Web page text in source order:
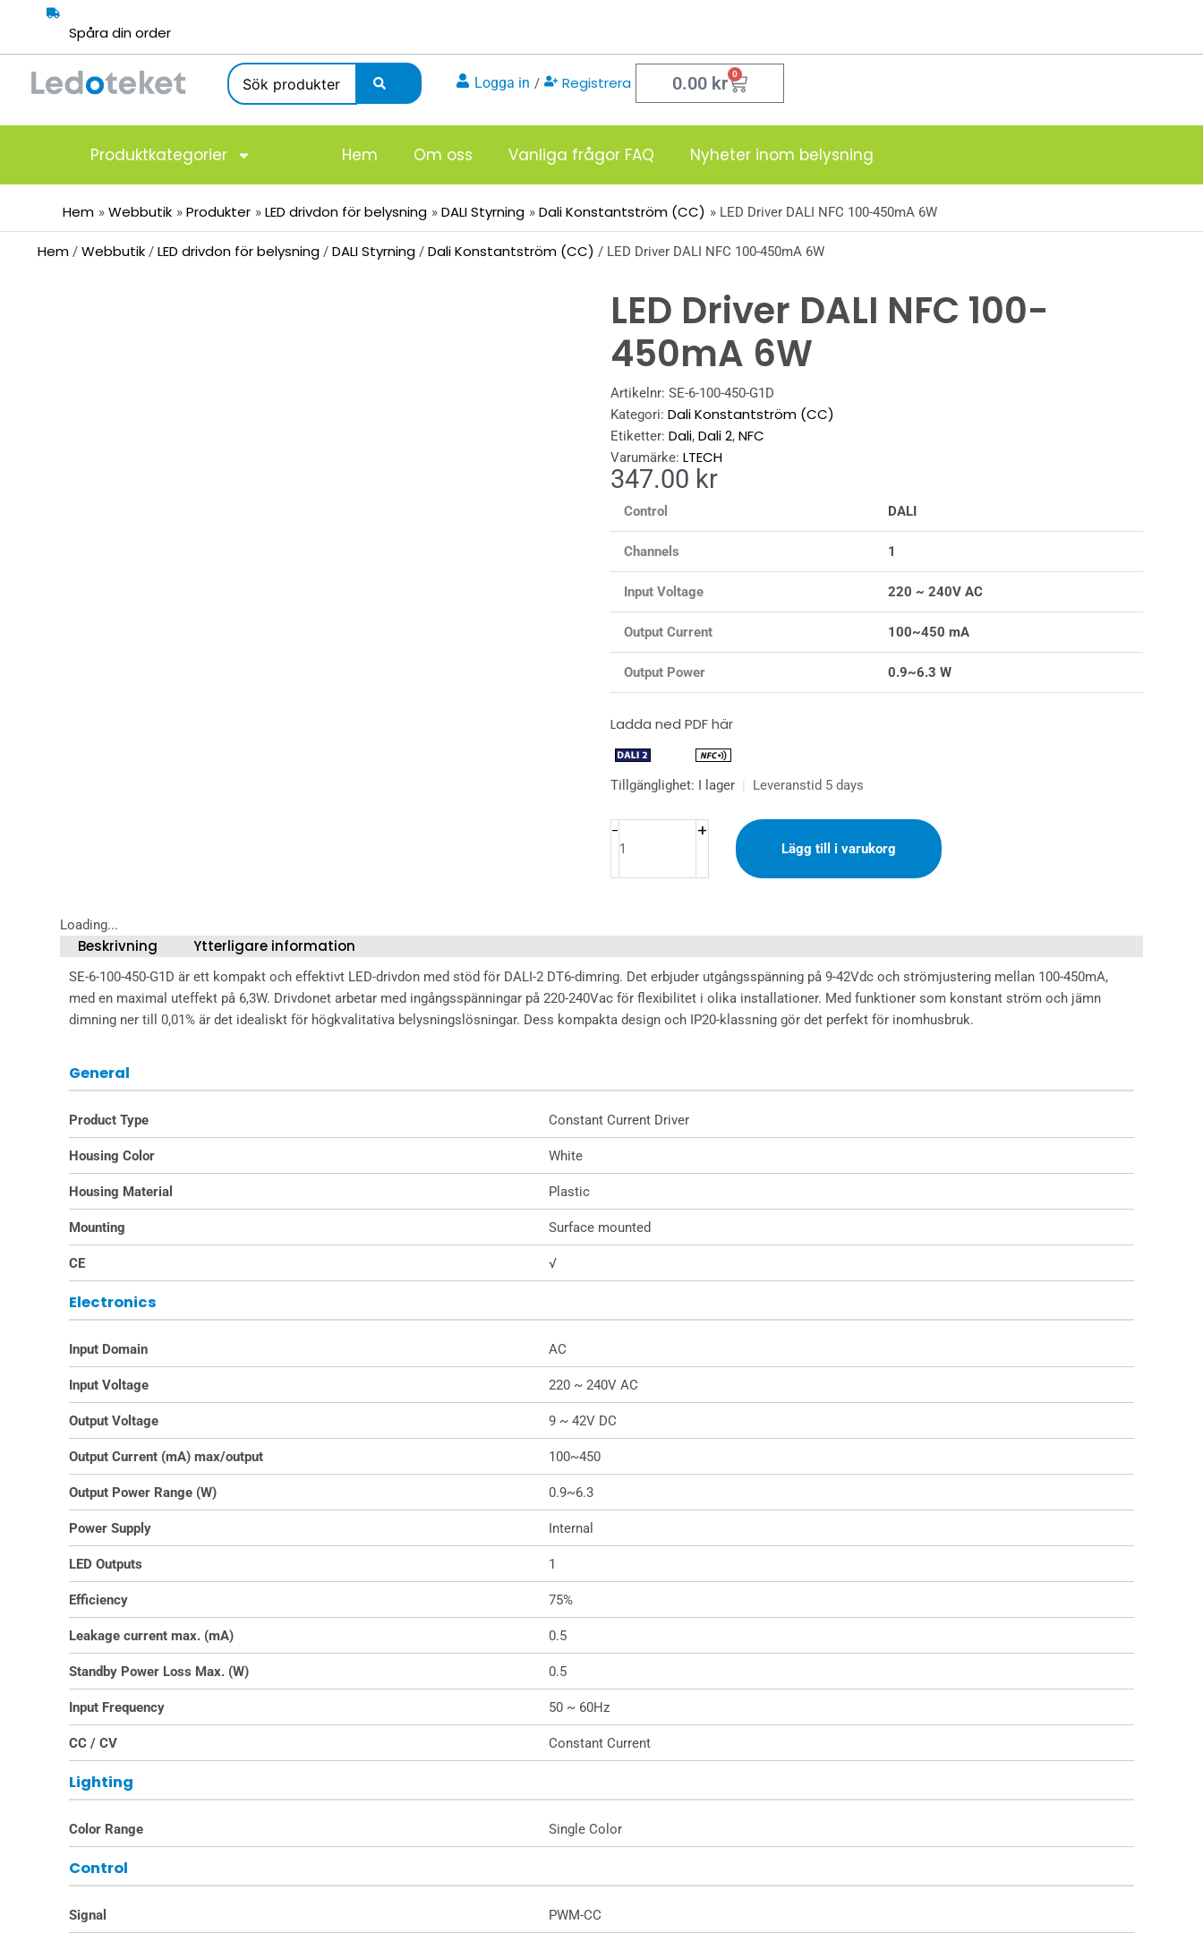
innehåll
Spåra din order
Search
...
Logga in / Registrera 0.00 kr 0
Varukorg
Produktkategorier Hem Om oss Vanliga frågor FAQ Nyheter inom belysning
Hem Webbutik Produkter LED drivdon för belysning DALI Styrning Dali Konstantström (CC) LED Driver DALI NFC 100-450mA 6W
Hem / Webbutik / LED drivdon för belysning / DALI Styrning / Dali Konstantström (CC) / LED Driver DALI NFC 100-450mA 6W
LED Driver DALI NFC 100-
450mA 6W
Artikelnr: SE-6-100-450-G1D
Kategori: Dali Konstantström (CC)
Etiketter: Dali, Dali 2, NFC
Varumärke: LTECH
347.00 kr
Control DALI
Channels 1
Input Voltage 220 ~ 240V AC
Output Current 100~450 mA
Output Power 0.9~6.3 W
Ladda ned PDF här
Tillgänglighet: I lager | Leveranstid 5 days
-
LED
DALI
NFC
mängd
+
Lägg till i varukorg
Loading...
Beskrivning Ytterligare information
SE-6-100-450-G1D är ett kompakt och effektivt LED-drivdon med stöd för DALI-2 DT6-dimring. Det erbjuder utgångsspänning på 9-42Vdc och strömjustering mellan 100-450mA,
med en maximal uteffekt på 6,3W. Drivdonet arbetar med ingångsspänningar på 220-240Vac för flexibilitet i olika installationer. Med funktioner som konstant ström och jämn
dimning ner till 0,01% är det idealiskt för högkvalitativa belysningslösningar. Dess kompakta design och IP20-klassning gör det perfekt för inomhusbruk.
General
Product Type Constant Current Driver
Housing Color White
Housing Material Plastic
Mounting Surface mounted
CE √
Electronics
Input Domain AC
Input Voltage 220 ~ 240V AC
Output Voltage 9 ~ 42V DC
Output Current (mA) max/output 100~450
Output Power Range (W) 0.9~6.3
Power Supply Internal
LED Outputs 1
Efficiency 75%
Leakage current max. (mA) 0.5
Standby Power Loss Max. (W) 0.5
Input Frequency 50 ~ 60Hz
CC / CV Constant Current
Lighting
Color Range Single Color
Control
Signal PWM-CC